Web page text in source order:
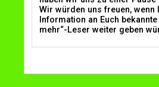
Wir würden uns freuen, wenn
Information an Euch bekannte
mehr“-Leser weiter geben